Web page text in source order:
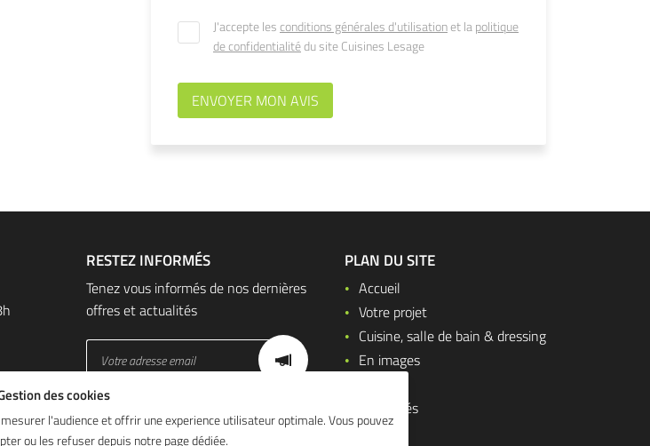
J'accepte les conditions générales d'utilisationet la politique
de confidentialitédu site Cuisines Lesage
ENVOYER MON AVIS
RESTEZ INFORMÉS
Tenez vous informés de nos dernières
offres et actualités
PLAN DU SITE
Accueil
Votre projet
Cuisine, salle de bain & dressing
En images
Actualités
Contact
des cookies
l'audience et offrir une experience utilisateur optimale. Vous pouvez
ou les refuser depuis notre page dédiée.